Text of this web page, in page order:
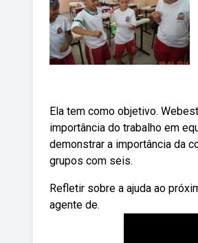
Ela tem como objetivo.
importância do trabalho em
demonstrar a importância da
grupos com seis.
Refletir sobre a ajuda ao
agente de.